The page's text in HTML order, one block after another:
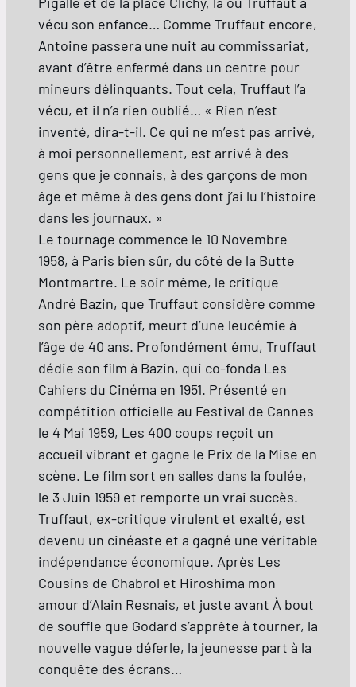
vécu son enfance… Comme Truffaut encore,
Antoine passera une nuit au commissariat,
avant d’être enfermé dans un centre pour
mineurs délinquants. Tout cela, Truffaut l’a
vécu, et il n’a rien oublié… « Rien n’est
inventé, dira-t-il. Ce qui ne m’est pas arrivé,
à moi personnellement, est arrivé à des
gens que je connais, à des garçons de mon
âge et même à des gens dont j’ai lu l’histoire
dans les journaux. »
Le tournage commence le 10 Novembre
1958, à Paris bien sûr, du côté de la Butte
Montmartre. Le soir même, le critique
André Bazin, que Truffaut considère comme
son père adoptif, meurt d’une leucémie à
l’âge de 40 ans. Profondément ému, Truffaut
dédie son film à Bazin, qui co-fonda Les
Cahiers du Cinéma en 1951. Présenté en
compétition officielle au Festival de Cannes
le 4 Mai 1959, Les 400 coups reçoit un
accueil vibrant et gagne le Prix de la Mise en
scène. Le film sort en salles dans la foulée,
le 3 Juin 1959 et remporte un vrai succès.
Truffaut, ex-critique virulent et exalté, est
devenu un cinéaste et a gagné une véritable
indépendance économique. Après Les
Cousins de Chabrol et Hiroshima mon
amour d’Alain Resnais, et juste avant À bout
de souffle que Godard s’apprête à tourner, la
nouvelle vague déferle, la jeunesse part à la
conquête des écrans…